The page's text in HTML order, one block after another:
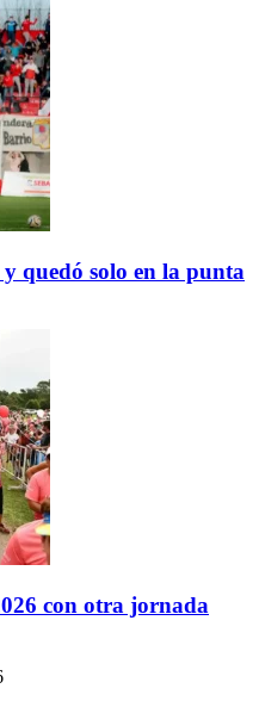
quedó solo en la punta
con otra jornada